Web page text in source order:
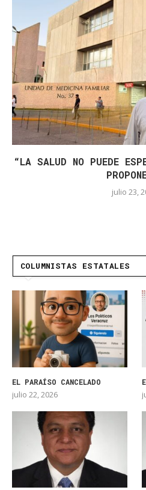
“LA SALUD NO PUEDE
julio 23,
COLUMNISTAS ESTATALES
EL PARAÍSO CANCELADO
julio 22, 2026